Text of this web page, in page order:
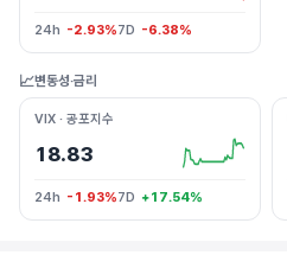
24h -2.93%7D -6.38%
📈변동성·금리
VIX · 공포지수
18.83
24h -1.93%7D +17.54%